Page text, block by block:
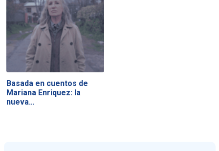
Basada en cuentos de
Mariana Enriquez: la
nueva…